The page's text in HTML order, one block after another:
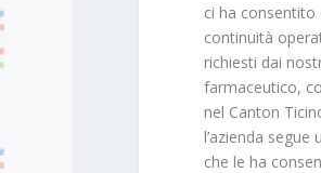
ci ha
continuità
richiesti dai
farmaceutico,
nel Canton
l’azienda
che le ha